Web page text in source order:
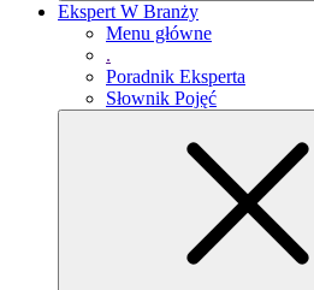
Ekspert W Branży
Menu główne
.
Poradnik Eksperta
Słownik Pojęć